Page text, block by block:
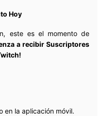
Hoy
este es el momento de
a recibir Suscriptores
en la aplicación móvil.